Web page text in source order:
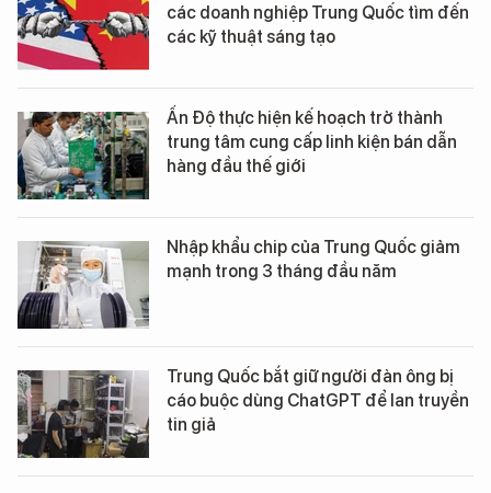
các doanh nghiệp Trung Quốc tìm đến
các kỹ thuật sáng tạo
Ấn Độ thực hiện kế hoạch trở thành
trung tâm cung cấp linh kiện bán dẫn
hàng đầu thế giới
Nhập khẩu chip của Trung Quốc giảm
mạnh trong 3 tháng đầu năm
Trung Quốc bắt giữ người đàn ông bị
cáo buộc dùng ChatGPT để lan truyền
tin giả